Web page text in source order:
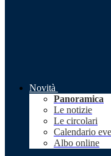
Novità
Panoramica
Le notizie
Le circolari
Calendario
Albo online